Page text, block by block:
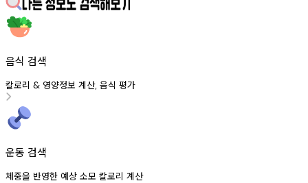
음식 검색
칼로리 & 영양정보 계산, 음식 평가
운동 검색
체중을 반영한 예상 소모 칼로리 계산